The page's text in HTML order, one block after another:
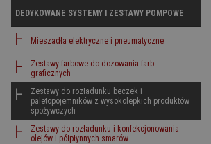
DEDYKOWANE SYSTEMY I ZESTAWY POMPOWE
Mieszadła elektryczne i pneumatyczne
Zestawy farbowe do dozowania farb
graficznych
Zestawy do rozładunku beczek i
paletopojemników z wysokolepkich produktów
spożywczych
Zestawy do rozładunku i konfekcjonowania
olejów i półpłynnych smarów